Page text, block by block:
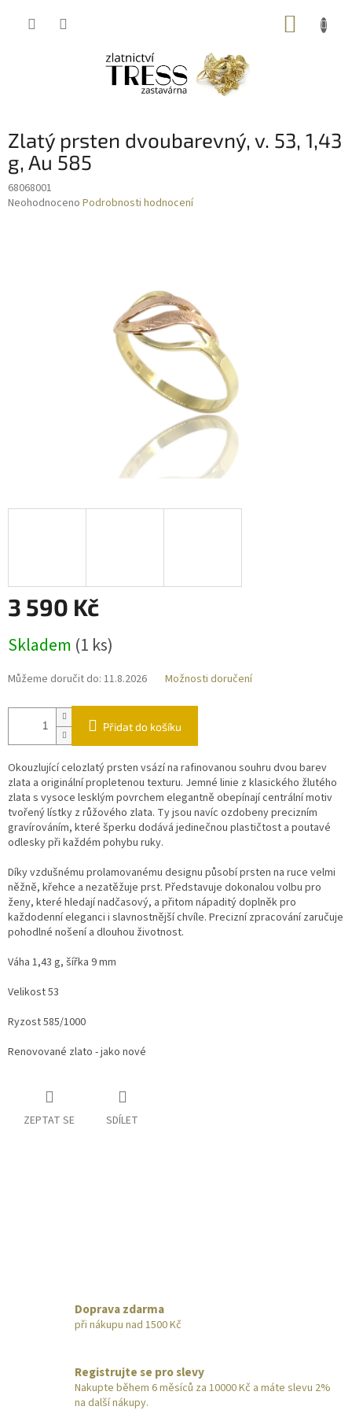
Zlatý prsten dvoubarevný, v. 53, 1,43
g, Au 585
68068001
Průměrné
Neohodnoceno Podrobnosti hodnocení
3 590 Kč
cena:
Skladem (1 ks)
Můžeme doručit do: 11.8.2026 Možnosti doručení
Přidat do košíku
Okouzlující celozlatý prsten vsází na rafinovanou souhru dvou barev
zlata a originální propletenou texturu. Jemné linie z klasického žlutého
zlata s vysoce lesklým povrchem elegantně obepínají centrální motiv
tvořený lístky z růžového zlata. Ty jsou navíc ozdobeny precizním
gravírováním, které šperku dodává jedinečnou plastičtost a poutavé
odlesky při každém pohybu ruky.
Díky vzdušnému prolamovanému designu působí prsten na ruce velmi
něžně, křehce a nezatěžuje prst. Představuje dokonalou volbu pro
ženy, které hledají nadčasový, a přitom nápaditý doplněk pro
každodenní eleganci i slavnostnější chvíle. Precizní zpracování zaručuje
pohodlné nošení a dlouhou životnost.
Váha 1,43 g, šířka 9 mm
Velikost 53
Ryzost 585/1000
Renovované zlato - jako nové
ZEPTAT SE SDÍLET
Doprava zdarma
při nákupu nad 1500 Kč
Registrujte se pro slevy
Nakupte během 6 měsíců za 10000 Kč a máte slevu 2%
na další nákupy.